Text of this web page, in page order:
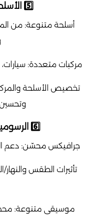
5️⃣ الأسلحة والمركبات 🔫🚗
أسلحة متنوعة: من
مركبات متعددة: سيارات،
تخصيص الأسلحة
6️⃣ الرسوميات والصوتيات 🎨🔊
جرافيكس محسّن: دعم
تأثيرات الطقس
موسيقى متنوعة: